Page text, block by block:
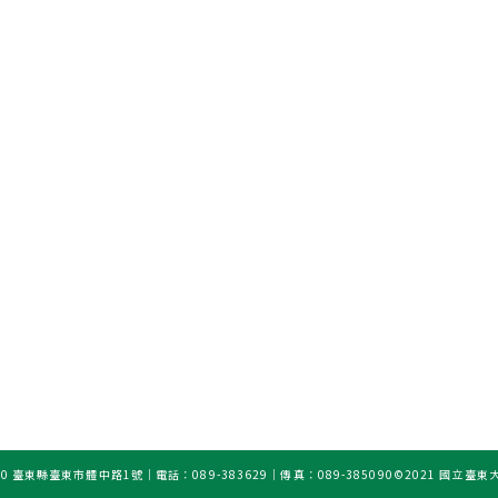
臺東縣臺東市體中路1號｜電話：089-383629｜傳真：089-385090 ©2021 國立臺東